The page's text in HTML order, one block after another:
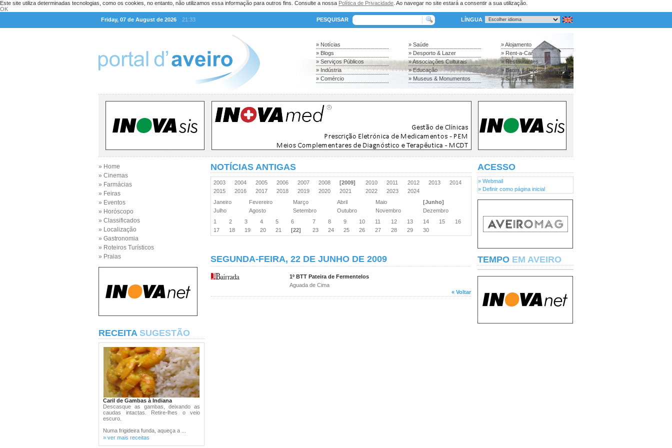
Este site utiliza determinadas tecnologias, como os cookies, no entanto, não utilizamos essa informação para outros fins. Consulte a nossa Política de Privacidade . Ao navegar no site estará a consentir a sua utilização.
OK
Friday, 07 de August de 2026
21:33 PESQUISAR LÍNGUA
» Notícias
» Blogs
» Serviços Públicos
» Indústria
» Comércio
» Saúde
» Desporto & Lazer
» Associações Culturais
» Educação
» Museus & Monumentos
» Alojamento
» Rent-a-Car
» Restaurantes
» Bares & Discotecas
» Sites Nac. & Inter.
» Home
» Cinemas
» Farmácias
» Feiras
» Eventos
» Horóscopo
» Classificados
» Localização
» Gastronomia
» Roteiros Turísticos
» Praias
RECEITA SUGESTÃO
Caril de Gambas à Indiana
Descasque as gambas, deixando as
caudas intactas. Retire-lhes o veio
escuro.
Numa frigideira funda, aqueça a ...
» ver mais receitas
NOTÍCIAS ANTIGAS
2003 2004 2005 2006 2007 2008 [2009] 2010 2011 2012 2013
2014
2015
2016 2017 2018 2019 2020 2021 2022 2023
2024
Janeiro
Fevereiro Março Abril Maio
[Junho]
Julho
Agosto Setembro Outubro Novembro
Dezembro
1
2 3 4 5 6 7 8 9 10 11 12 13 14 15
16
17
18 19 20 21 [22] 23 24 25 26 27 28 29 30
SEGUNDA-FEIRA, 22 DE JUNHO DE 2009
1º BTT Pateira de Fermentelos
Aguada de Cima
« Voltar
ACESSO
» Webmail
» Definir como página inicial
TEMPO EM AVEIRO